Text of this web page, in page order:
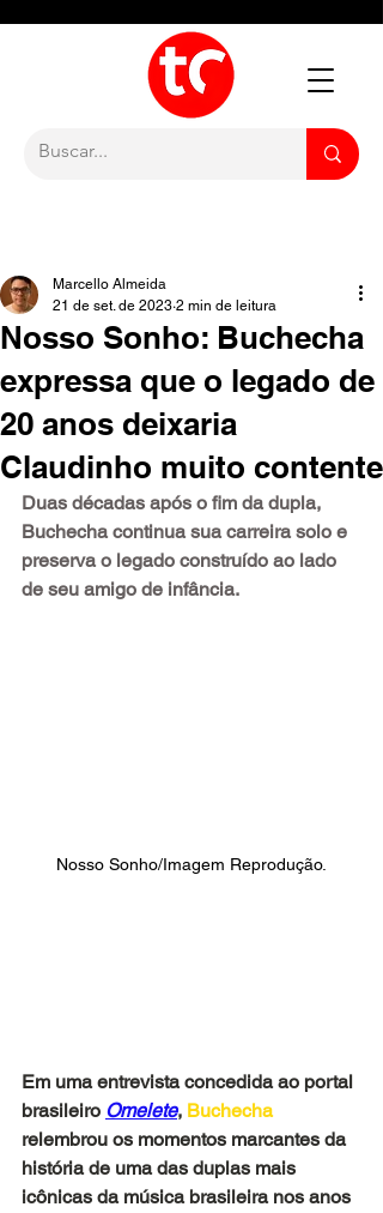
Nosso Sonho: Buchecha
expressa que o legado de
20 anos deixaria
Claudinho muito contente
Marcello Almeida
21 de set. de 2023 2 min de leitura
Duas décadas após o fim da dupla,
Buchecha continua sua carreira solo e
preserva o legado construído ao lado
de seu amigo de infância.
Nosso Sonho/Imagem Reprodução.
Em uma entrevista concedida ao portal
brasileiro Omelete, Buchecha
relembrou os momentos marcantes da
história de uma das duplas mais
icônicas da música brasileira nos anos